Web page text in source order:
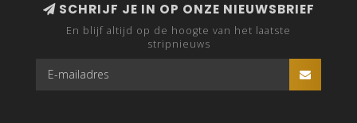
SCHRIJF JE IN OP ONZE NIEUWSBRIEF
En blijf altijd op de hoogte van het laatste
stripnieuws